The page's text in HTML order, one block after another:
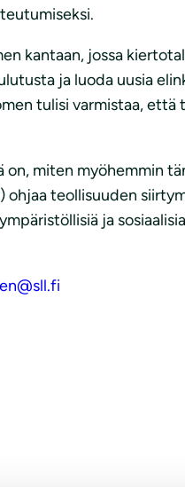
kantaan, jossa
ja luoda uusia
tulisi varmistaa,
miten myöhemmin
teollisuuden
ja